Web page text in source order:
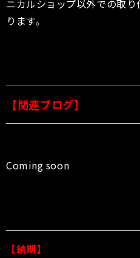
ニカルショップ以外での取
ります。
【関連ブログ】
Coming soon
【納期】